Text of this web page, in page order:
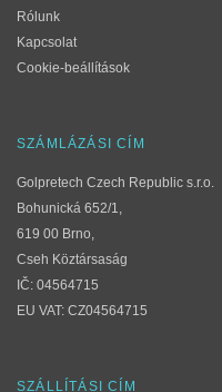
Rólunk
Kapcsolat
Cookie-beállítások
SZÁMLÁZÁSI CÍM
Golpretech Czech Republic s.r.o.
Bohunická 652/1,
619 00 Brno,
Cseh Köztársaság
IČ: 04564715
EU VAT: CZ04564715
SZÁLLÍTÁSI CÍM